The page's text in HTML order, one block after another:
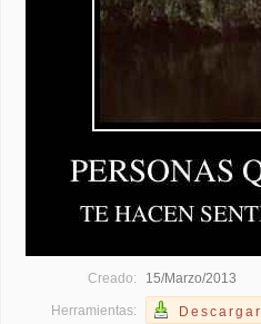
Creado: 15/Marzo/2013
Herramientas: Descargar